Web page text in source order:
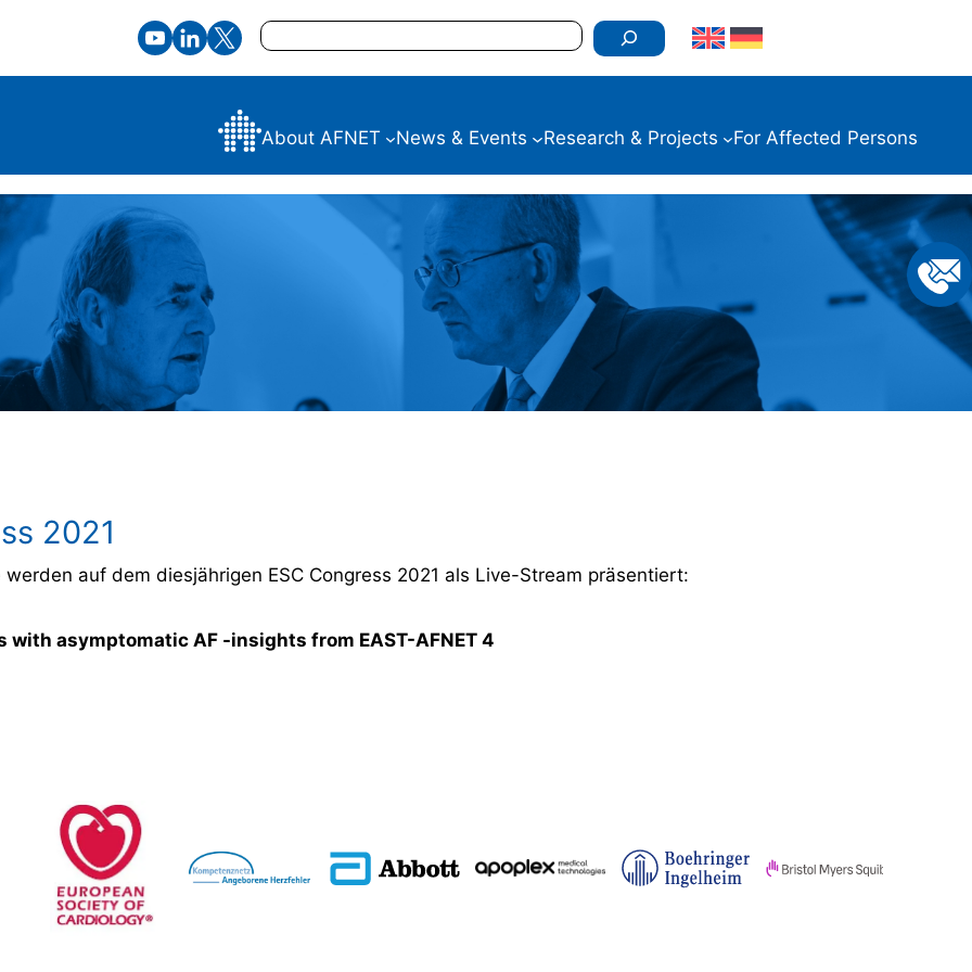
Search
About AFNET News & Events Research & Projects For Affected Persons
2021
auf dem diesjährigen ESC Congress 2021 als Live-Stream präsentiert:
asymptomatic AF -insights from EAST-AFNET 4